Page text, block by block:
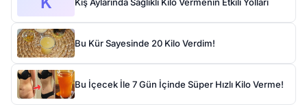
Bu Kür Sayesinde 20 Kilo Verdim!
Bu İçecek İle 7 Gün İçinde Süper Hızlı Kilo Verme!